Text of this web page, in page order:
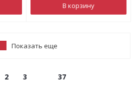
В корзину
Показать еще
2 3 37